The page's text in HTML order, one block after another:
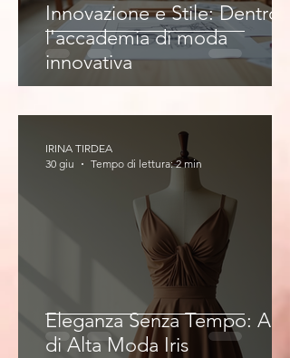
Innovazione e Stile: Dentro
l'accademia di moda
innovativa
Eleganza Senza Tempo: Abiti
di Alta Moda Iris
IRINA TIRDEA
30 giu
Tempo di lettura: 2 min